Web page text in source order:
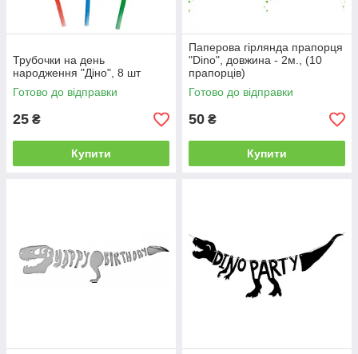
Трубочки на день
народження "Діно", 8 шт
Готово до відправки
25 ₴
Купити
Паперова гірлянда прапорця
"Dino", довжина - 2м., (10
прапорців)
Готово до відправки
50 ₴
Купити